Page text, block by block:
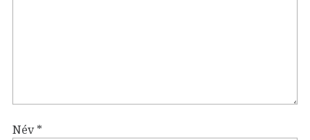
Név*